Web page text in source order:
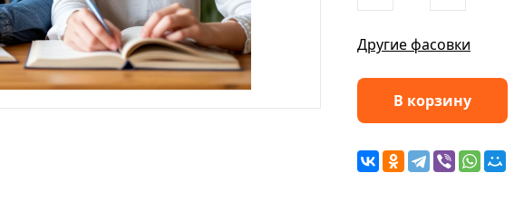
Другие фасовки
В корзину